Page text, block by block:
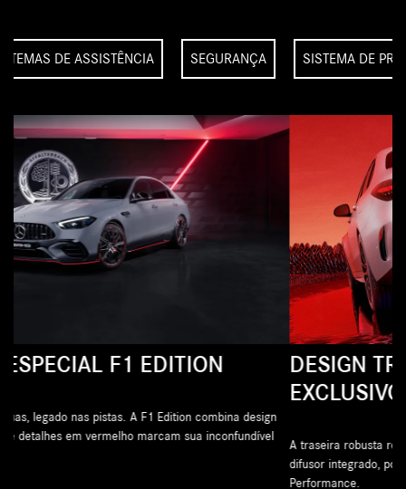
DE ASSISTÊNCIA SEGURANÇA SISTEMA DE
DESIGN TRASEIRO IMPONENTE E
A traseira robusta reforça o DNA esportivo da AMG: saia traseira com
difusor integrado, ponteiras de escape duplas e spoiler AMG